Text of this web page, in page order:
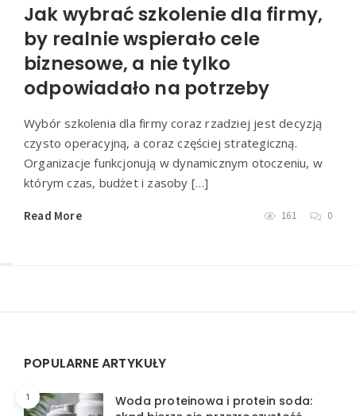
Jak wybrać szkolenie dla firmy,
by realnie wspierało cele
biznesowe, a nie tylko
odpowiadało na potrzeby
Wybór szkolenia dla firmy coraz rzadziej jest decyzją
czysto operacyjną, a coraz częściej strategiczną.
Organizacje funkcjonują w dynamicznym otoczeniu, w
którym czas, budżet i zasoby […]
Read More 161 0
POPULARNE ARTYKUŁY
1
Woda proteinowa i protein soda: